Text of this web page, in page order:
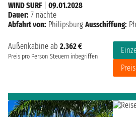
Außenkabine ab 2.362 €
Preis pro Person Steuern inbegriffen
WIND SURF| 09.01.2028
Dauer: 7 nächte
Abfahrt von: Philipsburg Ausschiffung: